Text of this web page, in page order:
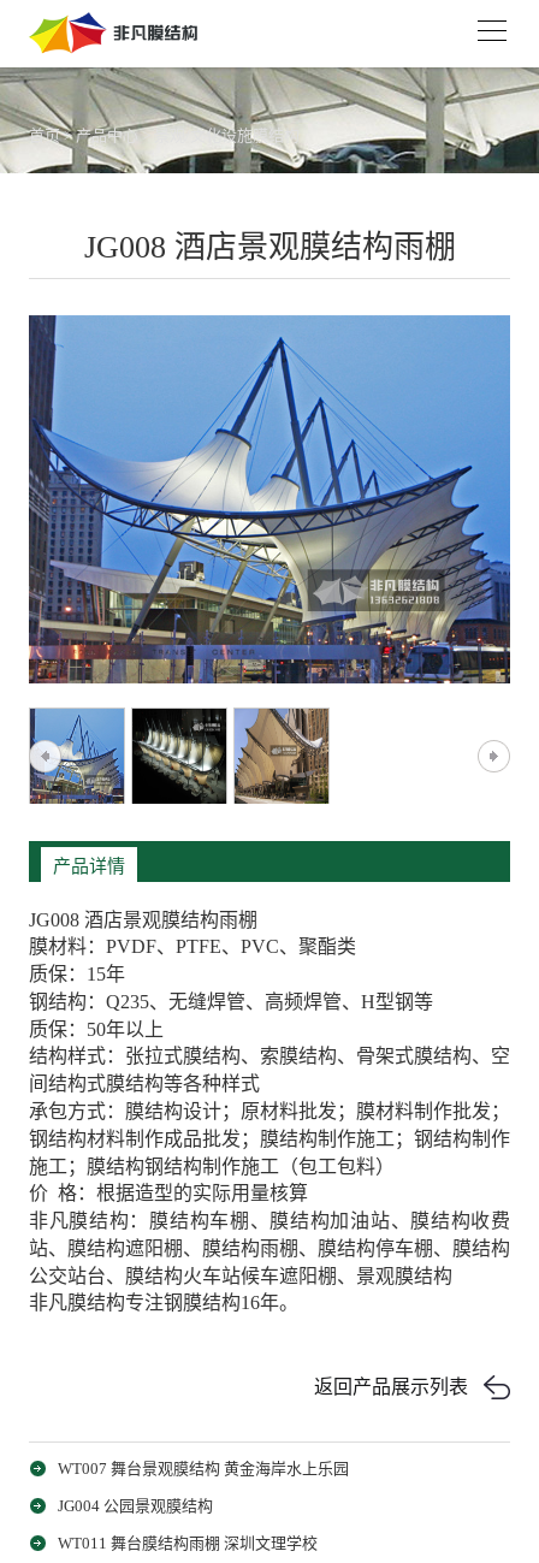
首页>产品中心 景观/文化设施膜结构
JG008 酒店景观膜结构雨棚
产品详情
JG008 酒店景观膜结构雨棚
膜材料：PVDF、PTFE、PVC、聚酯类
质保：15年
钢结构：Q235、无缝焊管、高频焊管、H型钢等
质保：50年以上
结构样式：张拉式膜结构、索膜结构、骨架式膜结构、空
间结构式膜结构等各种样式
承包方式：膜结构设计；原材料批发；膜材料制作批发；
钢结构材料制作成品批发；膜结构制作施工；钢结构制作
施工；膜结构钢结构制作施工（包工包料）
价 格：根据造型的实际用量核算
非凡膜结构：膜结构车棚、膜结构加油站、膜结构收费
站、膜结构遮阳棚、膜结构雨棚、膜结构停车棚、膜结构
公交站台、膜结构火车站候车遮阳棚、景观膜结构
非凡膜结构专注钢膜结构16年。
返回产品展示列表
WT007 舞台景观膜结构 黄金海岸水上乐园
JG004 公园景观膜结构
WT011 舞台膜结构雨棚 深圳文理学校